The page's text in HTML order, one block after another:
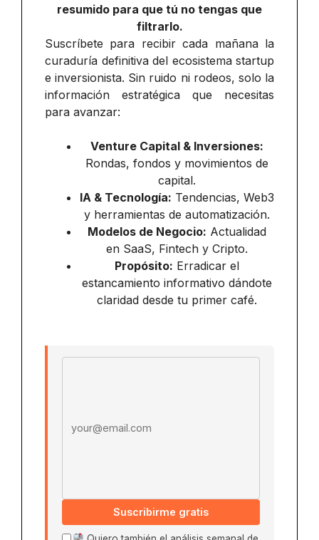
resumido para que tú no tengas que
filtrarlo.
Suscríbete para recibir cada mañana la
curaduría definitiva del ecosistema startup
e inversionista. Sin ruido ni rodeos, solo la
información estratégica que necesitas
para avanzar:
Venture Capital & Inversiones:
Rondas, fondos y movimientos de
capital.
IA & Tecnología: Tendencias, Web3
y herramientas de automatización.
Modelos de Negocio: Actualidad
en SaaS, Fintech y Cripto.
Propósito: Erradicar el
estancamiento informativo dándote
claridad desde tu primer café.
Suscribirme gratis